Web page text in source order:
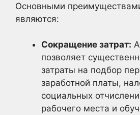
Основными
являются:
Сокращение затрат:
позволяет
затраты на подбор
заработной платы,
социальных
рабочего места и